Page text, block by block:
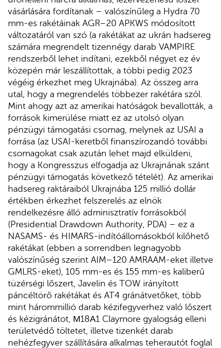
vásárlására fordítanak – valószínűleg a Hydra 70
mm-es rakétáinak AGR–20 APKWS módosított
változatáról van szó (a rakétákat az ukrán hadsereg
számára megrendelt tizennégy darab VAMPIRE
rendszerből lehet indítani, ezekből négyet ez év
közepén már leszállítottak, a többi pedig 2023
végéig érkezhet meg Ukrajnába). Az összeg arra
utal, hogy a megrendelés többezer rakétára szól.
Mint ahogy azt az amerikai hatóságok bevallották, a
források kimerülése miatt ez az utolsó olyan
pénzügyi támogatási csomag, melynek az USAI a
forrása (az USAI-keretből finanszírozandó további
csomagokat csak azután lehet majd elküldeni,
hogy a Kongresszus elfogadja az Ukrajnának szánt
pénzügyi támogatás következő tételét). Az amerikai
hadsereg raktáraiból Ukrajnába 125 millió dollár
értékben érkezhet felszerelés az elnök
rendelkezésre álló adminisztratív forrásokból
(Presidential Drawdown Authority, PDA) – ez a
NASAMS- és HIMARS-indítóállomásokból kilőhető
rakétákat (ebben a sorrendben legnagyobb
valószínűség szerint AIM–120 AMRAAM-eket illetve
GMLRS-eket), 105 mm-es és 155 mm-es kaliberű
tüzérségi lőszert, Javelin és TOW irányított
páncéltörő rakétákat és AT4 gránátvetőket, több
mint hárommillió darab kézifegyverhez való lőszert
és kézigránátot, М18А1 Claymore gyalogság elleni
területvédő töltetet, illetve tizenkét darab
nehézfegyver szállítására alkalmas teherautót foglal